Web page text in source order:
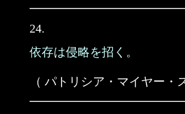
24.
依存は侵略を招く。
（ パトリシア・マイヤー・